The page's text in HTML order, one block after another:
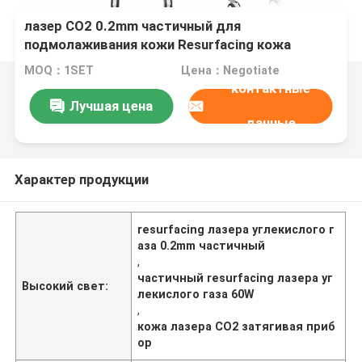
лазер СО2 0.2mm частичный для
подмолаживания кожи Resurfacing кожа
затягивая машину
MOQ：1SET Цена：Negotiate
Лучшая цена
контактные
данные
Характер продукции
Высокий свет:
resurfacing лазера углекислого г
аза 0.2mm частичный
,
частичный resurfacing лазера уг
лекислого газа 60W
,
кожа лазера СО2 затягивая приб
ор